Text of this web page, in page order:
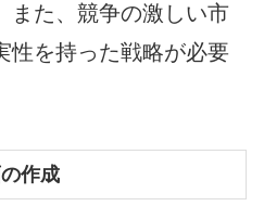
また、競争の激しい市
性を持った戦略が必要
作成